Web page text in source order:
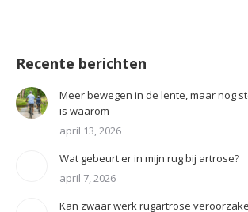
Recente berichten
Meer bewegen in de lente, maar nog
is waarom
april 13, 2026
Wat gebeurt er in mijn rug bij artrose?
april 7, 2026
Kan zwaar werk rugartrose